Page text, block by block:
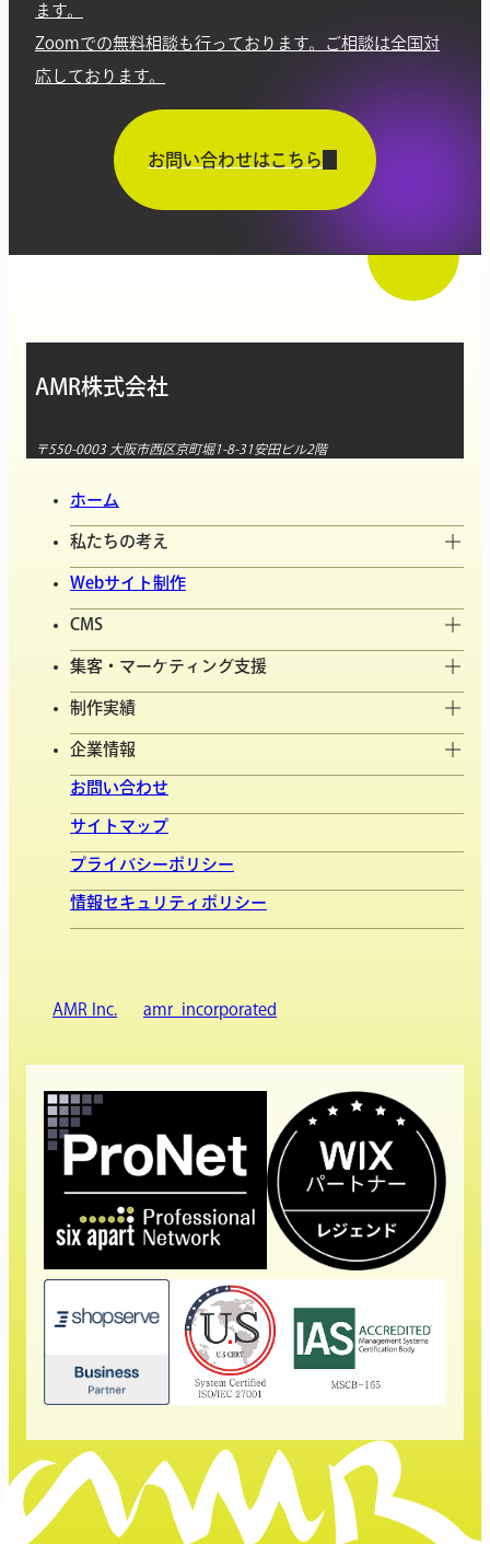
ます。
Zoomでの無料相談も行っております。ご相談は全国対
応しております。
お問い合わせはこちら
AMR株式会社
〒550-0003 大阪市西区京町堀1-8-31安田ビル2階
ホーム
私たちの考え
Webサイト制作
CMS
集客・マーケティング支援
制作実績
企業情報
お問い合わせ
サイトマップ
プライバシーポリシー
情報セキュリティポリシー
AMR Inc. amr_incorporated